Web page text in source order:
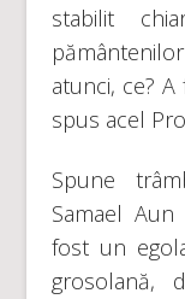
stabilit
atunci, ce?
spus acel
Spune
Samael
fost un
grosolană,